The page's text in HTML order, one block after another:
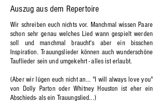
Auszug aus dem Repertoire
Wir schreiben euch nichts vor. Manchmal wissen Paare
schon sehr genau welches Lied wann gespielt werden
soll und manchmal braucht's aber ein bisschen
Inspiration. Trauungslieder können auch wunderschöne
Tauflieder sein und umgekehrt - alles ist erlaubt.
(Aber wir lügen euch nicht an... "I will always love you"
von Dolly Parton oder Whitney Houston ist eher ein
Abschieds- als ein Trauungslied...)